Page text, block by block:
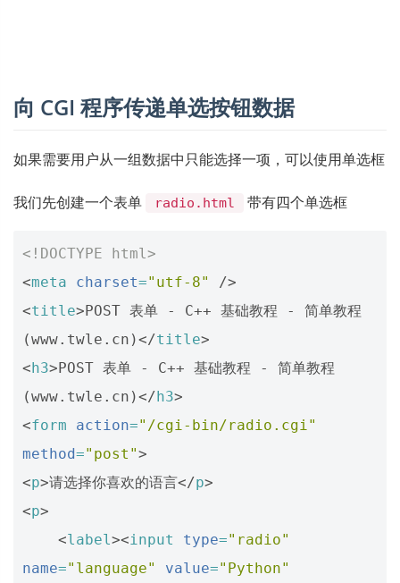
向 CGI 程序传递单选按钮数据
如果需要用户从一组数据中只能选择一项，可以使用单选框
我们先创建一个表单 radio.html 带有四个单选框
<!DOCTYPE html>
<meta charset="utf-8"
/>
<title>POST 表单 - C++ 基础教程 - 简单教程
(www.twle.cn)</title>
<h3>POST 表单 - C++ 基础教程 - 简单教程
(www.twle.cn)</h3>
<form action="/cgi-bin/radio.cgi"
method="post">
<p>请选择你喜欢的语言</p>
<p>
<label><input type="radio"
name="language" value="Python"